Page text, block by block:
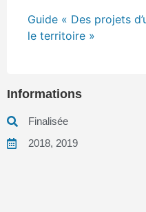
Guide « Des projets
le territoire »
Informations
Finalisée
2018, 2019